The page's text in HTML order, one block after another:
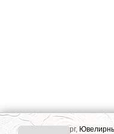
г. Екатеринбург,